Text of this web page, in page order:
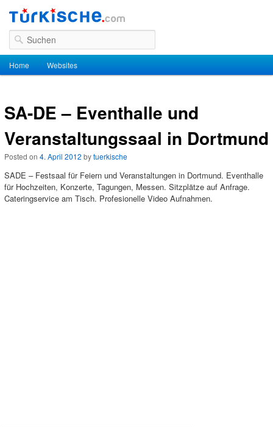
Suchen
Hauptmenü
Zum Inhalt wechseln
Zum sekundären Inhalt wechseln
Home Websites
SA-DE – Eventhalle und
Veranstaltungssaal in Dortmund
Posted on 4. April 2012 bytuerkische
SADE – Festsaal für Feiern und Veranstaltungen in Dortmund. Eventhalle
für Hochzeiten, Konzerte, Tagungen, Messen. Sitzplätze auf Anfrage.
Cateringservice am Tisch. Profesionelle Video Aufnahmen.